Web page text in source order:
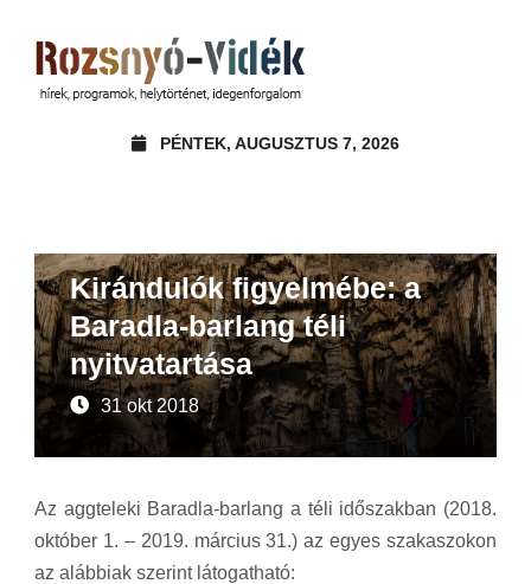
PÉNTEK, AUGUSZTUS 7, 2026
Kirándulók figyelmébe: a
Baradla-barlang téli
nyitvatartása
31 okt 2018
Az aggteleki Baradla-barlang a téli időszakban (2018.
október 1. – 2019. március 31.) az egyes szakaszokon
az alábbiak szerint látogatható: